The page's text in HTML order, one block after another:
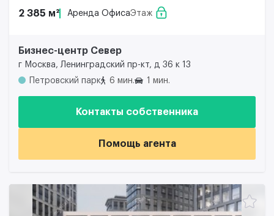
2 385 м² Аренда ОфисаЭтаж
Бизнес-центр Север
г Москва, Ленинградский пр-кт, д 36 к 13
Петровский парк
6 мин. 1 мин.
Контакты собственника
Помощь агента